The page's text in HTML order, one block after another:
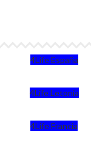
4Life España
4Life Letonia
4Life Francia